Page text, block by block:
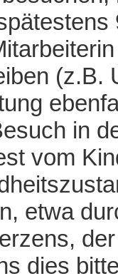
(z.B.
in
vom
etwa
dies